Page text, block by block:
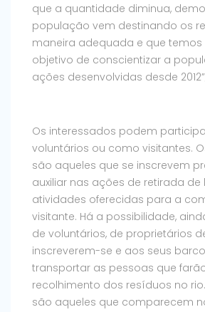
que a quantidade diminua,
população vem destinando os
maneira adequada e que
objetivo de conscientizar a
ações desenvolvidas desde
Os interessados podem
voluntários ou como visitantes.
são aqueles que se inscrevem
auxiliar nas ações de retirada de
atividades oferecidas para a
visitante. Há a possibilidade,
de voluntários, de proprietários
inscreverem-se e aos seus
transportar as pessoas que
recolhimento dos resíduos no
são aqueles que comparecem